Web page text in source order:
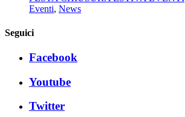
Eventi, News
Seguici
Facebook
Youtube
Twitter